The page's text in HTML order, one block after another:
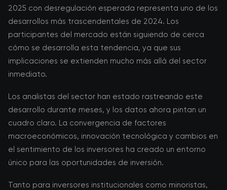
2025 con desregulación esperada representa uno de los
desarrollos más trascendentales de 2024. Los
participantes del mercado están siguiendo de cerca
cómo se desarrolla esta tendencia, ya que sus
implicaciones se extienden mucho más allá del sector
inmediato.
Los analistas del sector han estado rastreando este
desarrollo durante meses, y los datos ahora pintan un
cuadro claro. La convergencia de factores
macroeconómicos, innovación tecnológica y cambios en
el sentimiento de los inversores ha creado un entorno
único para las oportunidades de inversión.
Tanto para inversores institucionales como minoristas,